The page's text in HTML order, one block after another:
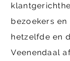
bezoekers
hetzelfde en
Veenendaal